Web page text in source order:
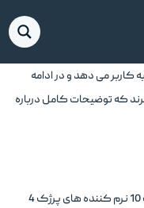
کاربر می دهد و در ادامه
برند که توضیحات کامل درباره
10 نرم کننده های پرژک4